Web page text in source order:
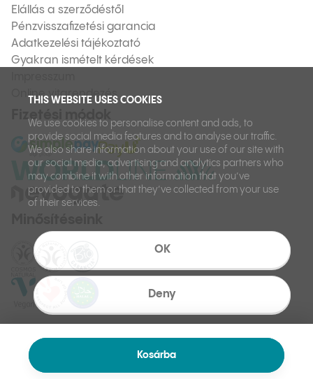
THIS WEBSITE USES COOKIES
We use cookies to personalise content and ads, to
provide social media features and to analyse our traffic.
We also share information about your use of our site with
our social media, advertising and analytics partners who
may combine it with other information that you’ve
provided to them or that they’ve collected from your use
of their services.
OK
Deny
Kosárba
Elállás a szerződéstől
Pénzvisszafizetési garancia
Adatkezelési tájékoztató
Gyakran ismételt kérdések
Online vitarendezés
Fizetési módok
Ilcsi 2026.